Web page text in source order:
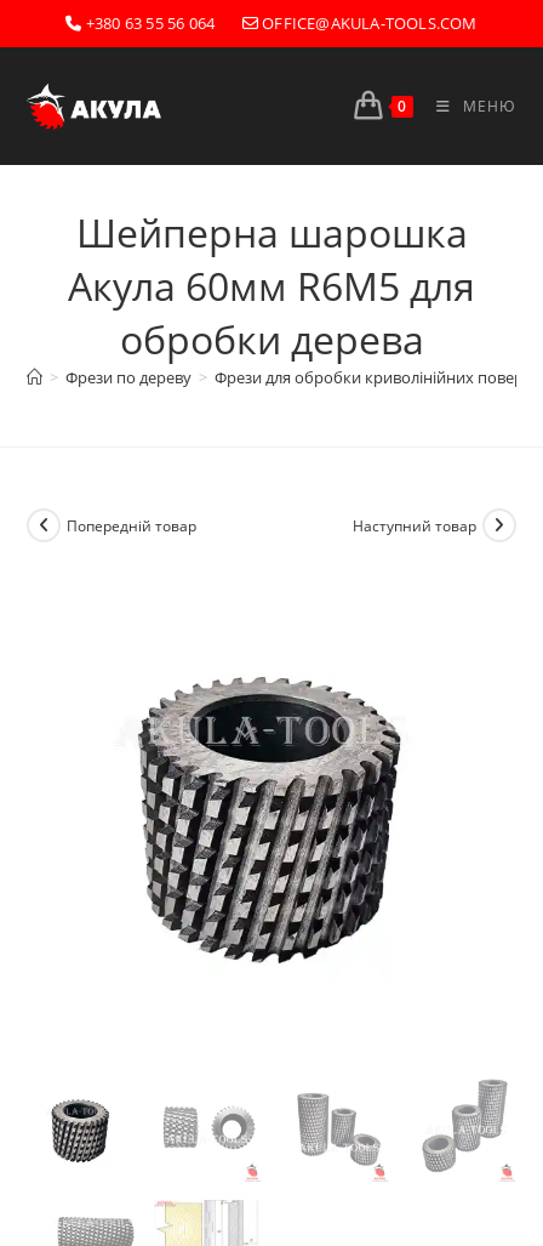
Перейти
до
+380 63 55 56 064 OFFICE@AKULA-TOOLS.COM
0 МЕНЮ
Шейперна шарошка
Акула 60мм R6М5 для
обробки дерева
> Фрези по дереву > Фрези для обробки криволінійних
Попередній товар Наступний товар